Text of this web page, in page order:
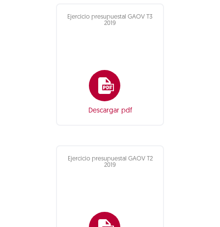
Ejercicio presupuestal GAOV T3
2019
Descargar pdf
Ejercicio presupuestal GAOV T2
2019